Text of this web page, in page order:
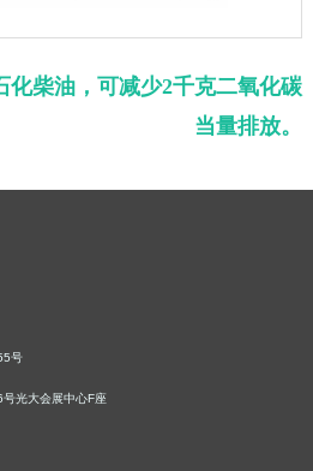
化柴油，可减少2千克二氧化碳
当量排放。
地址
号
光大会展中心F座